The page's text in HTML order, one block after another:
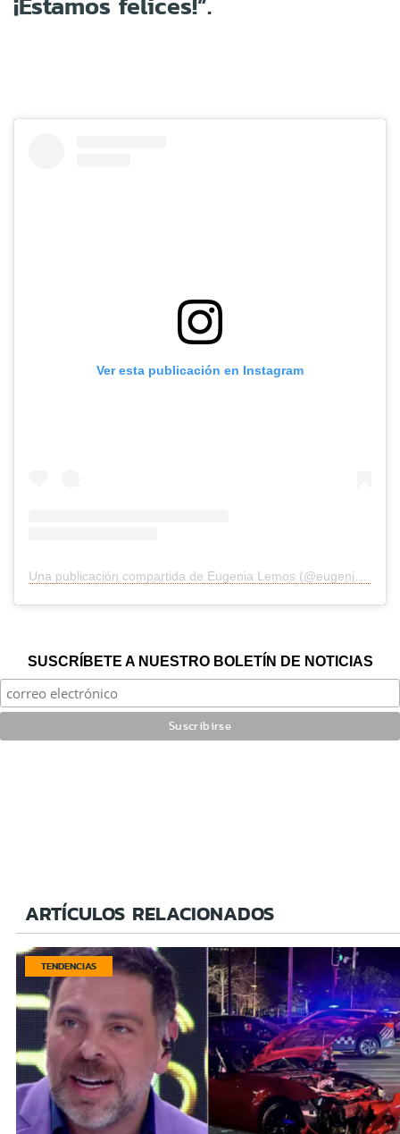
Ver esta publicación en Instagram
SUSCRÍBETE A NUESTRO BOLETÍN DE NOTICIAS
ARTÍCULOS RELACIONADOS
TENDENCIAS